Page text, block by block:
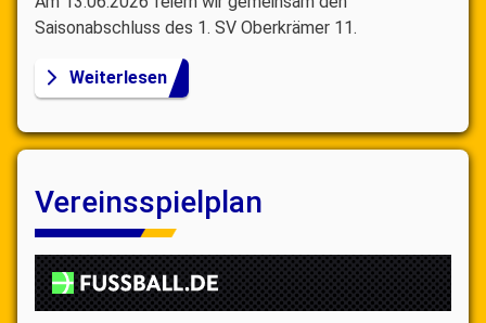
Saisonabschluss des 1. SV Oberkrämer 11.
Weiterlesen
Vereinsspielplan